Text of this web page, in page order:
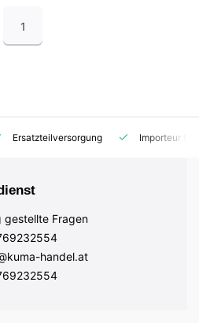
1
Ersatzteilversorgung Importeur für
gestellte Fragen
handel.at